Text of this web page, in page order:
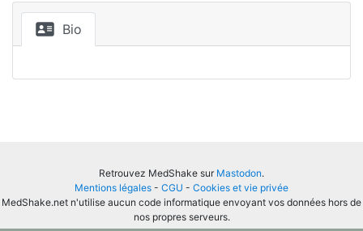
Bio
Retrouvez MedShake sur Mastodon.
Mentions légales - CGU - Cookies et vie privée
MedShake.net n'utilise aucun code informatique envoyant vos données hors de
nos propres serveurs.